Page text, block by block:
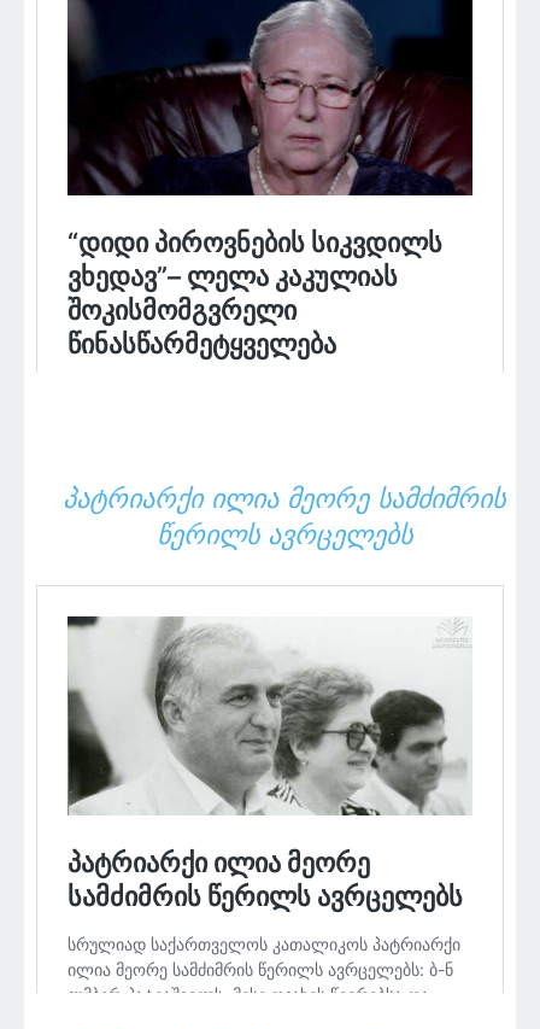
ᲞᲐᲢᲠᲘᲐᲠᲥᲘ ᲘᲚᲘᲐ ᲛᲔᲝᲠᲔ ᲡᲐᲛᲫᲘᲛᲠᲘᲡ
ᲬᲔᲠᲘᲚᲡ ᲐᲕᲠᲪᲔᲚᲔᲑᲡ